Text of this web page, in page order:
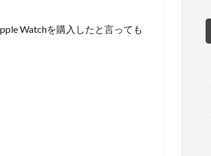
Watchを購入したと言っても